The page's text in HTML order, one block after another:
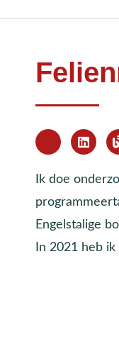
Ik doe
Engelstalige
In 2021 heb